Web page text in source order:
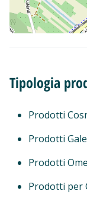
Tipologia
Prodotti
Prodotti
Prodotti
Prodotti per